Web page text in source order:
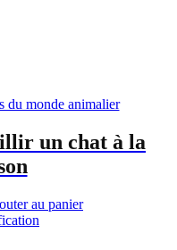
du monde animalier
un chat à la
au panier